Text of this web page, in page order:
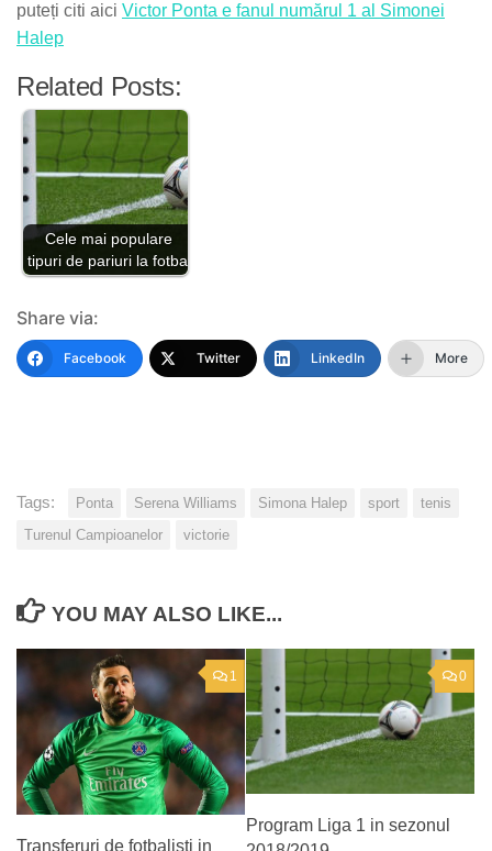
puteți citi aici Victor Ponta e fanul numărul 1 al Simonei
Halep
Related Posts:
Cele mai populare
tipuri de pariuri la fotbal
Share via:
Facebook Twitter LinkedIn More
Tags: Ponta Serena Williams Simona Halep sport
tenis
Turenul Campioanelor
victorie
YOU MAY ALSO LIKE...
1
Transferuri de fotbalisti in
0
Program Liga 1 in sezonul